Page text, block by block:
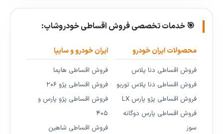
🎯 خدمات تخصصی فروش اقساطی خودروشاپ:
محصولات ایران خودرو
فروش اقساطی دنا پلاس
فروش اقساطی دنا پلاس توربو
فروش اقساطی پژو پارس LX
فروش اقساطی پارس دوگانه
سوز
ایران خودرو و سایپا
فروش اقساطی هایما
فروش اقساطی پژو ۲۰۶
فروش اقساطی پژو پارس و
۴۰۵
فروش اقساطی شاهین